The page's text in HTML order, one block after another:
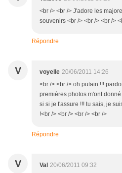
<br /> <br /> J'adore les
souvenirs <br /> <br /> <br />
Répondre
V voyelle 20/06/2011 14:26
<br /> <br /> oh putain !!!
premières photos m'ont
si si je t'assure !!! tu sais, je
!<br /> <br /> <br /> <br />
Répondre
V Val 20/06/2011 09:32